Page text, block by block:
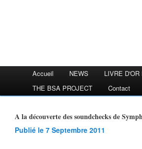
Accueil NEWS
LIVRE
THE BSA PROJECT
Contact
A la découverte des soundchecks de
Publié le 7 Septembre 2011